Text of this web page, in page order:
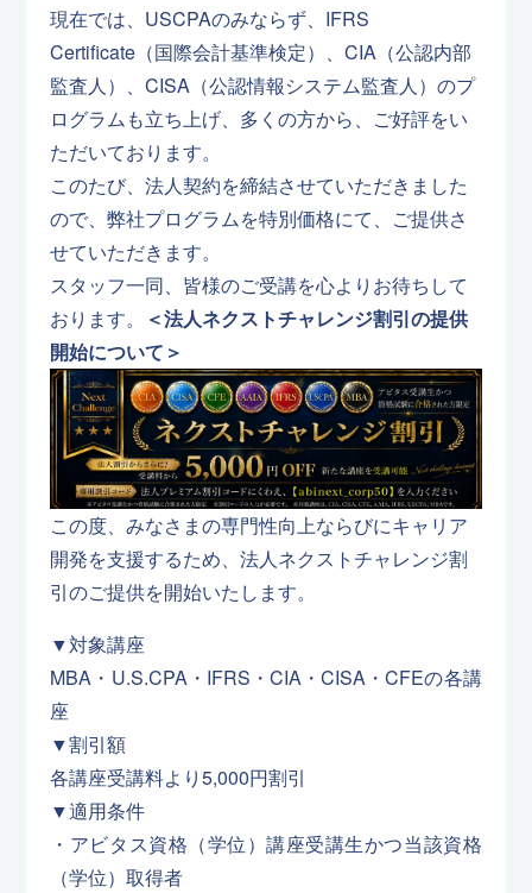
現在では、USCPAのみならず、IFRS
Certificate（国際会計基準検定）、CIA（公認内部
監査人）、CISA（公認情報システム監査人）のプ
ログラムも立ち上げ、多くの方から、ご好評をい
ただいております。
このたび、法人契約を締結させていただきました
ので、弊社プログラムを特別価格にて、ご提供さ
せていただきます。
スタッフ一同、皆様のご受講を心よりお待ちして
おります。
＜法人ネクストチャレンジ割引の提供
開始について＞
この度、みなさまの専門性向上ならびにキャリア
開発を支援するため、法人ネクストチャレンジ割
引のご提供を開始いたします。
▼対象講座
MBA・U.S.CPA・IFRS・CIA・CISA・CFEの各講
座
▼割引額
各講座受講料より5,000円割引
▼適用条件
・アビタス資格（学位）講座受講生かつ当該資格
（学位）取得者